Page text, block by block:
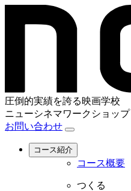
圧倒的実績を誇る映画学校
ニューシネマワークショップ
お問い合わせ
コース紹介
コース概要
つくる